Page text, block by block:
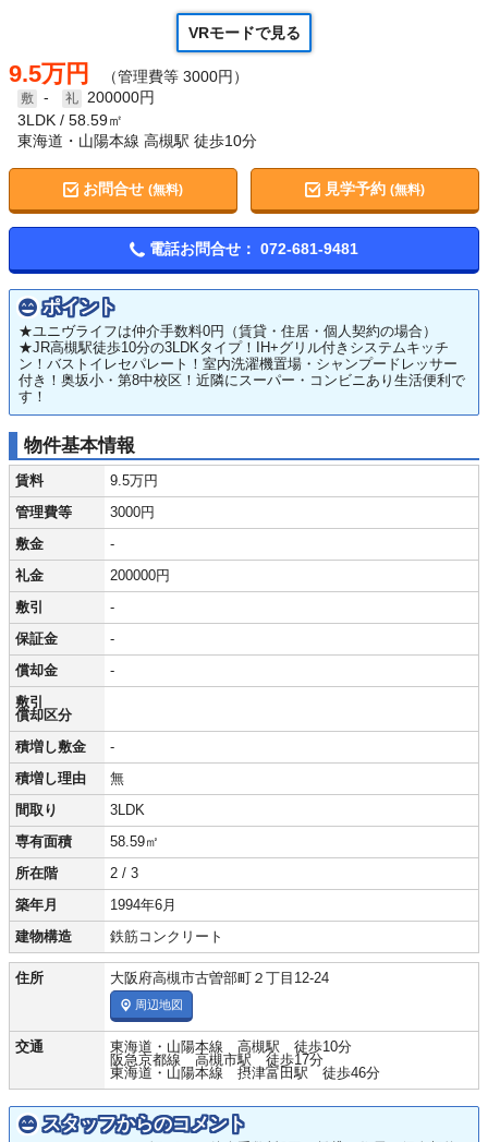
VRモードで見る
9.5万円 （管理費等 3000円）
-
200000円
3LDK
58.59㎡
東海道・山陽本線 高槻駅 徒歩10分
お問合せ (無料) 見学予約(無料)
電話お問合せ： 072-681-9481
ポイント
★ユニヴライフは仲介手数料0円（賃貸・住居・個人契約の場合）
★JR高槻駅徒歩10分の3LDKタイプ！IH+グリル付きシステムキッチ
ン！バストイレセパレート！室内洗濯機置場・シャンプードレッサー
付き！奥坂小・第8中校区！近隣にスーパー・コンビニあり生活便利で
す！
物件基本情報
賃料 9.5万円
管理費等 3000円
敷金 -
礼金 200000円
敷引 -
保証金 -
償却金 -
敷引
償却区分
積増し敷金 -
積増し理由 無
間取り 3LDK
専有面積 58.59㎡
所在階 2 / 3
築年月 1994年6月
建物構造 鉄筋コンクリート
住所 大阪府高槻市古曽部町２丁目12-24
周辺地図
交通
東海道・山陽本線 高槻駅 徒歩10分
阪急京都線 高槻市駅 徒歩17分
東海道・山陽本線 摂津富田駅 徒歩46分
スタッフからのコメント